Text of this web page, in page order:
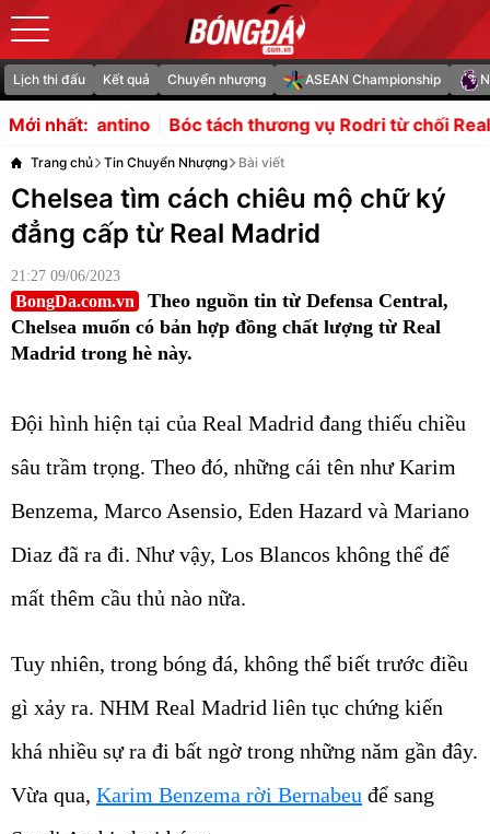
Lịch thi đấu Kết quả Chuyển nhượng ASEAN Championship
Mới nhất:
Bóc tách thương vụ Rodri từ chối Real Madrid để chọn
Trang chủ Tin Chuyển Nhượng Bài viết
Chelsea tìm cách chiêu mộ chữ ký
đẳng cấp từ Real Madrid
21:27 09/06/2023
BongDa.com.vn
Theo nguồn tin từ Defensa Central,
Chelsea muốn có bản hợp đồng chất lượng từ Real
Madrid trong hè này.
Đội hình hiện tại của Real Madrid đang thiếu chiều
sâu trầm trọng. Theo đó, những cái tên như Karim
Benzema, Marco Asensio, Eden Hazard và Mariano
Diaz đã ra đi. Như vậy, Los Blancos không thể để
mất thêm cầu thủ nào nữa.
Tuy nhiên, trong bóng đá, không thể biết trước điều
gì xảy ra. NHM Real Madrid liên tục chứng kiến
khá nhiều sự ra đi bất ngờ trong những năm gần đây.
Vừa qua, Karim Benzema rời Bernabeu để sang